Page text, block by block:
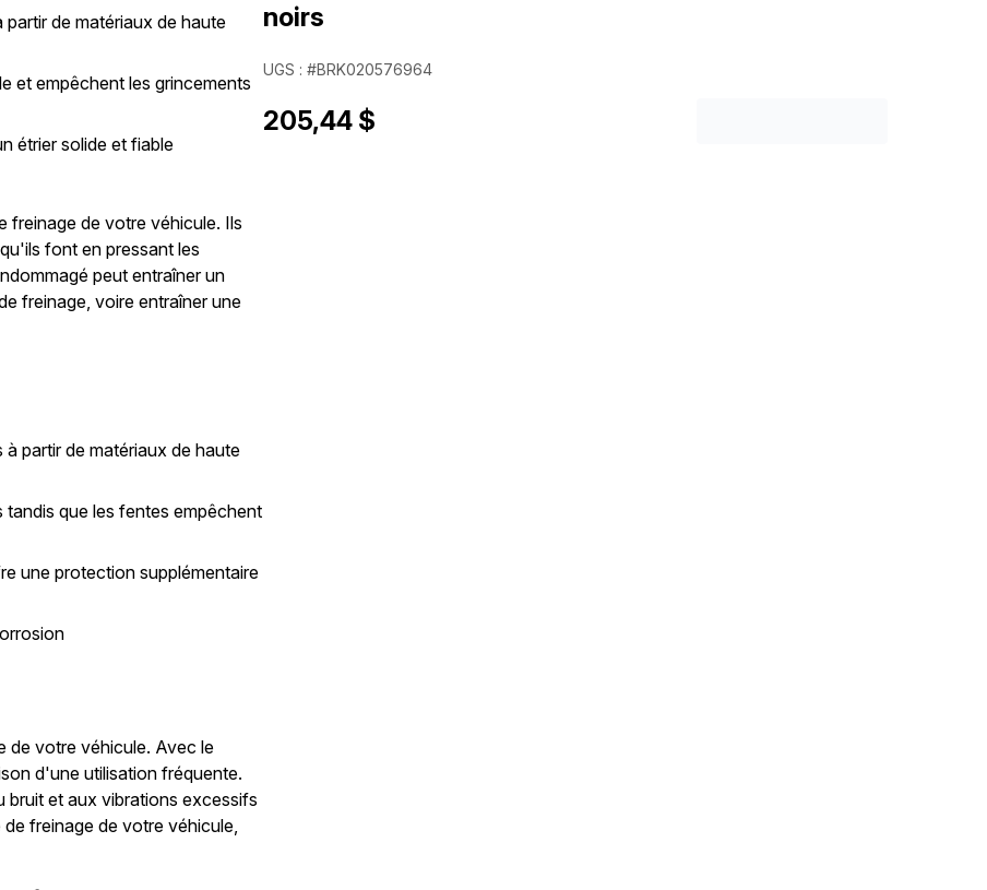
de matériaux de haute
et empêchent les grincements
étrier solide et fiable
freinage de votre véhicule. Ils
font en pressant les
peut entraîner un
freinage, voire entraîner une
partir de matériaux de haute
que les fentes empêchent
une protection supplémentaire
de votre véhicule. Avec le
d'une utilisation fréquente.
bruit et aux vibrations excessifs
freinage de votre véhicule,
noirs
UGS : #BRK020576964
205,44 $